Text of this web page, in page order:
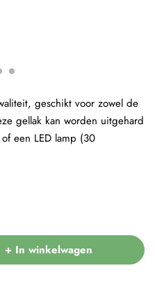
+ In winkelwagen
geschikt voor zowel de
gellak kan worden uitgehard
een LED lamp (30